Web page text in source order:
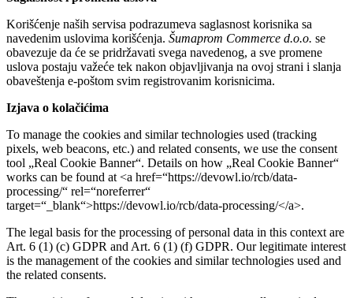
Korišćenje naših servisa podrazumeva saglasnost korisnika sa
navedenim uslovima korišćenja. Šumaprom Commerce d.o.o. se
obavezuje da će se pridržavati svega navedenog, a sve promene
uslova postaju važeće tek nakon objavljivanja na ovoj strani i slanja
obaveštenja e-poštom svim registrovanim korisnicima.
Izjava o kolačićima
To manage the cookies and similar technologies used (tracking
pixels, web beacons, etc.) and related consents, we use the consent
tool „Real Cookie Banner“. Details on how „Real Cookie Banner“
works can be found at <a href=“https://devowl.io/rcb/data-
processing/“ rel=“noreferrer“
target=“_blank“>https://devowl.io/rcb/data-processing/</a>.
The legal basis for the processing of personal data in this context are
Art. 6 (1) (c) GDPR and Art. 6 (1) (f) GDPR. Our legitimate interest
is the management of the cookies and similar technologies used and
the related consents.